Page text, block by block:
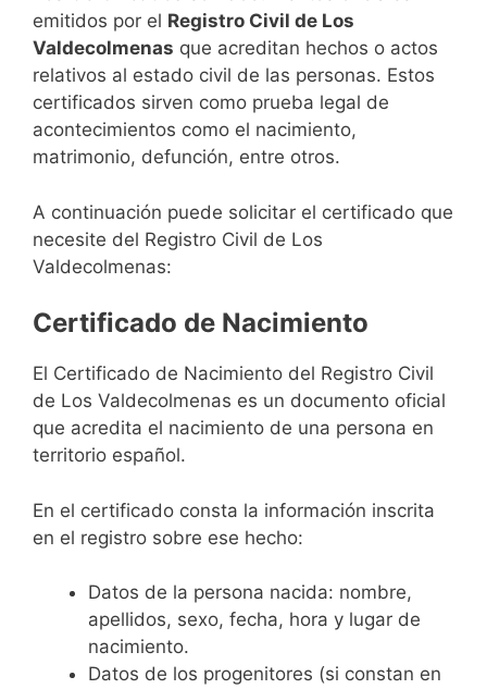
emitidos por el Registro Civil de Los
Valdecolmenas que acreditan hechos o actos
relativos al estado civil de las personas. Estos
certificados sirven como prueba legal de
acontecimientos como el nacimiento,
matrimonio, defunción, entre otros.
A continuación puede solicitar el certificado que
necesite del Registro Civil de Los
Valdecolmenas:
Certificado de Nacimiento
El Certificado de Nacimiento del Registro Civil
de Los Valdecolmenas es un documento oficial
que acredita el nacimiento de una persona en
territorio español.
En el certificado consta la información inscrita
en el registro sobre ese hecho:
Datos de la persona nacida: nombre,
apellidos, sexo, fecha, hora y lugar de
nacimiento.
Datos de los progenitores (si constan en